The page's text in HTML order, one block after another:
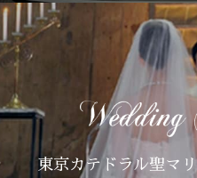
東京カテドラル聖マ